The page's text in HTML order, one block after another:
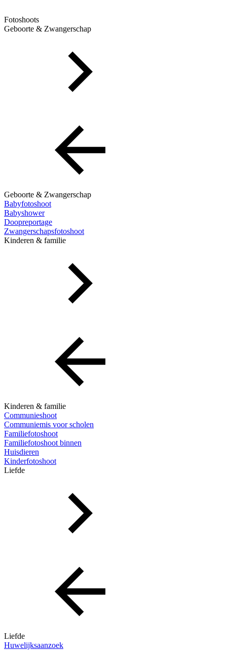
Fotoshoots
Geboorte & Zwangerschap
Geboorte & Zwangerschap
Babyfotoshoot
Babyshower
Doopreportage
Zwangerschapsfotoshoot
Kinderen & familie
Kinderen & familie
Communieshoot
Communiemis voor scholen
Familiefotoshoot
Familiefotoshoot binnen
Huisdieren
Kinderfotoshoot
Liefde
Liefde
Huwelijksaanzoek